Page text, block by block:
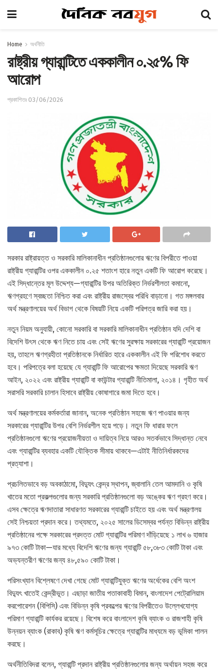
Home অর্থনীতি
রাষ্ট্রীয় গ্যারান্টিতে এককালীন ০.২৫% ফি
আরোপ
প্রকাশিতঃ 03/06/2026
সরকার রাষ্ট্রায়ত্ত ও সরকারি মালিকানাধীন প্রতিষ্ঠানগুলোর ঋণের বিপরীতে পাওয়া
রাষ্ট্রীয় গ্যারান্টির ওপর এককালীন ০.২৫ শতাংশ হারে নতুন একটি ফি আরোপ করেছে।
এই সিদ্ধান্তের মূল উদ্দেশ্য—গ্যারান্টির উপর অতিরিক্ত নির্ভরশীলতা কমানো,
ঋণগ্রহণে স্বচ্ছতা নিশ্চিত করা এবং রাষ্ট্রীয় রাজস্বের পরিধি বাড়ানো। গত মঙ্গলবার
অর্থ মন্ত্রণালয়ের অর্থ বিভাগ থেকে বিষয়টি নিয়ে একটি পরিপত্র জারি করা হয়।
নতুন নিয়ম অনুযায়ী, কোনো সরকারি বা সরকারি মালিকানাধীন প্রতিষ্ঠান যদি দেশি বা
বিদেশি উৎস থেকে ঋণ নিতে চায় এবং সেই ঋণের সুরক্ষায় সরকারের গ্যারান্টি প্রয়োজন
হয়, তাহলে ঋণগ্রহীতা প্রতিষ্ঠানকে নির্ধারিত হারে এককালীন এই ফি পরিশোধ করতে
হবে। পরিপত্রে বলা হয়েছে যে গ্যারান্টি ফি আরোপের ক্ষমতা দিয়েছে সরকারি ঋণ
আইন, ২০২২ এবং রাষ্ট্রীয় গ্যারান্টি বা কাউন্টার গ্যারান্টি নীতিমালা, ২০১৪। গৃহীত অর্থ
সরাসরি সরকারি চালান হিসাবে রাষ্ট্রীয় কোষাগারে জমা দিতে হবে।
অর্থ মন্ত্রণালয়ের কর্মকর্তারা জানান, অনেক প্রতিষ্ঠান সহজে ঋণ পাওয়ার জন্য
সরকারের গ্যারান্টির উপর বেশি নির্ভরশীল হয়ে পড়ে। নতুন ফি ধারার ফলে
প্রতিষ্ঠানগুলো ঋণের প্রয়োজনীয়তা ও দায়িত্ব নিয়ে আরও সতর্কভাবে সিদ্ধান্ত নেবে
এবং গ্যারান্টির ব্যবহার একটি যৌক্তিক সীমায় থাকবে—এটাই নীতিনির্ধারকদের
প্রত্যাশা।
প্রচলিতভাবে বড় অবকাঠামো, বিদ্যুৎ কেন্দ্র স্থাপন, জ্বালানি তেল আমদানি ও কৃষি
খাতের মতো প্রকল্পগুলোর জন্য সরকারি প্রতিষ্ঠানগুলো বড় অঙ্কের ঋণ গ্রহণ করে।
এসব ক্ষেত্রে ঋণদাতারা সাধারণত সরকারের গ্যারান্টি চাইতে হয় এবং অর্থ মন্ত্রণালয়
সেই নিশ্চয়তা প্রদান করে। তথ্যমতে, ২০২৫ সালের ডিসেম্বর পর্যন্ত বিভিন্ন রাষ্ট্রীয়
প্রতিষ্ঠানের পক্ষে সরকারের প্রদত্ত মোট গ্যারান্টির পরিমাণ দাঁড়িয়েছে ১ লাখ ৬ হাজার
৯৭৩ কোটি টাকা—যার মধ্যে বিদেশি ঋণের জন্য গ্যারান্টি ৫৮,৩৮৩ কোটি টাকা এবং
অভ্যন্তরীণ ঋণের জন্য ৪৮,৫৯০ কোটি টাকা।
পরিসংখ্যান বিশ্লেষণে দেখা গেছে মোট গ্যারান্টিযুক্ত ঋণের অর্ধেকের বেশি অংশ
বিদ্যুৎ খাতেই কেন্দ্রীভূত। এছাড়া জাতীয় পতাকাবাহী বিমান, বাংলাদেশ পেট্রোলিয়াম
করপোরেশন (বিপিসি) এবং বিভিন্ন কৃষি প্রকল্পের ঋণের বিপরীতেও উল্লেখযোগ্য
পরিমাণ গ্যারান্টি কার্যকর রয়েছে। বিশেষ করে বাংলাদেশ কৃষি ব্যাংক ও রাজশাহী কৃষি
উন্নয়ন ব্যাংক (রাকাব) কৃষি ঋণ কর্মসূচির ক্ষেত্রে গ্যারান্টির মাধ্যমে বড় ভূমিকা পালন
করছে।
অর্থনীতিবিদরা বলেন, গ্যারান্টি প্রদান রাষ্ট্রীয় প্রতিষ্ঠানগুলোর জন্য অর্থায়ন সহজ করে